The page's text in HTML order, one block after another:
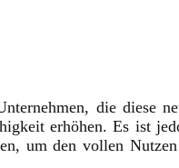
die diese
erhöhen. Es ist
um den vollen